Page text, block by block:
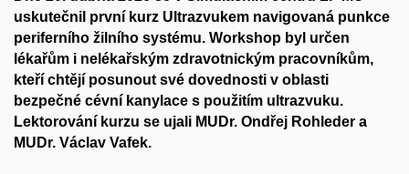
uskutečnil první kurz Ultrazvukem navigovaná punkce
periferního žilního systému. Workshop byl určen
lékařům i nelékařským zdravotnickým pracovníkům,
kteří chtějí posunout své dovednosti v oblasti
bezpečné cévní kanylace s použitím ultrazvuku.
Lektorování kurzu se ujali MUDr. Ondřej Rohleder a
MUDr. Václav Vafek.